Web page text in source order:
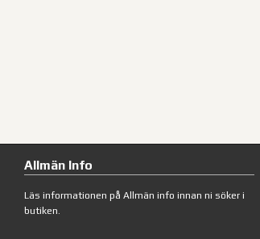
Allmän Info
Läs informationen på Allmän info innan ni söker i
butiken.